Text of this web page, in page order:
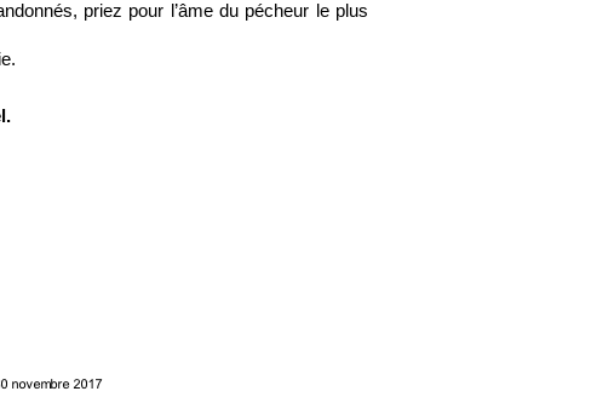
priez pour l’âme du pécheur le plus